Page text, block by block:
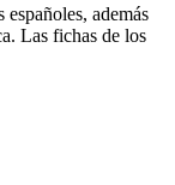
además
Las fichas de los